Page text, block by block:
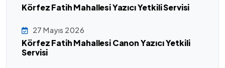
Körfez Fatih Mahallesi Yazıcı Yetkili Servisi
27 Mayıs 2026
Körfez Fatih Mahallesi Canon Yazıcı Yetkili
Servisi